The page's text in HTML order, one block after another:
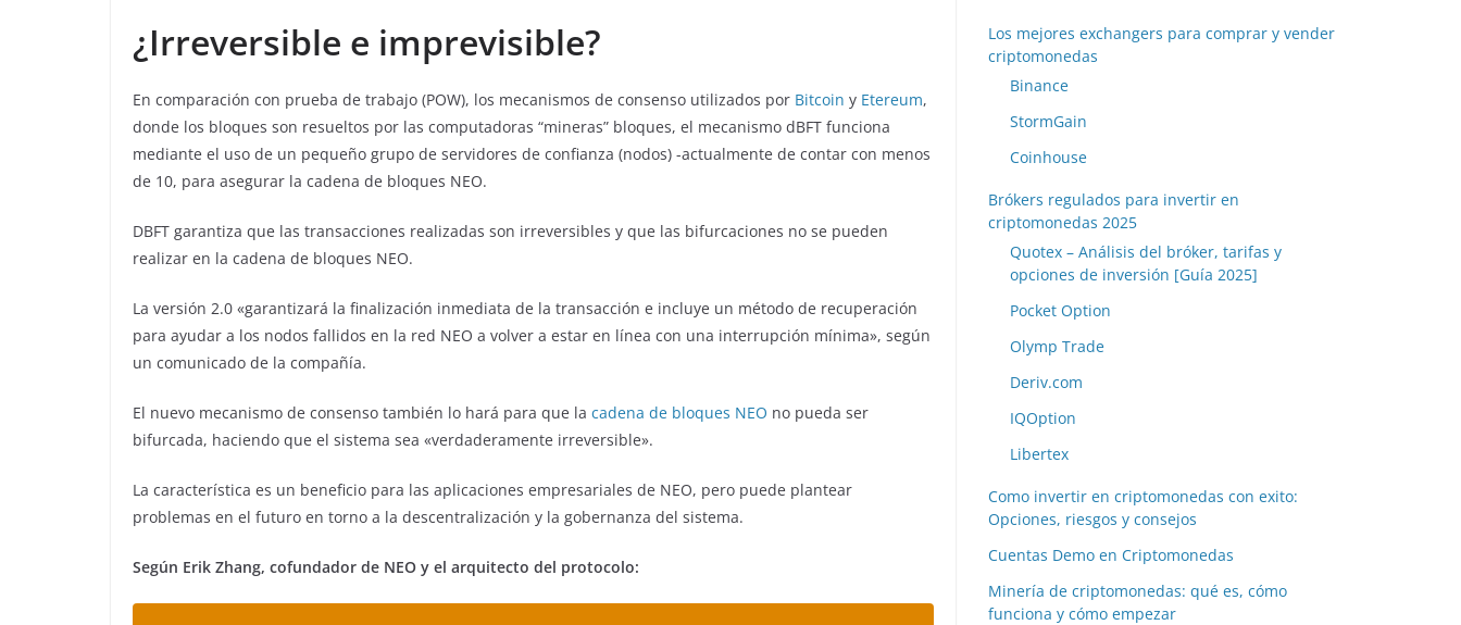
¿Irreversible e imprevisible?
En comparación con prueba de trabajo (POW), los mecanismos de consenso utilizados por Bitcoin y Etereum,
donde los bloques son resueltos por las computadoras “mineras” bloques, el mecanismo dBFT funciona
mediante el uso de un pequeño grupo de servidores de confianza (nodos) -actualmente de contar con menos
de 10, para asegurar la cadena de bloques NEO.
DBFT garantiza que las transacciones realizadas son irreversibles y que las bifurcaciones no se pueden
realizar en la cadena de bloques NEO.
La versión 2.0 «garantizará la finalización inmediata de la transacción e incluye un método de recuperación
para ayudar a los nodos fallidos en la red NEO a volver a estar en línea con una interrupción mínima», según
un comunicado de la compañía.
El nuevo mecanismo de consenso también lo hará para que la cadena de bloques NEO no pueda ser
bifurcada, haciendo que el sistema sea «verdaderamente irreversible».
La característica es un beneficio para las aplicaciones empresariales de NEO, pero puede plantear
problemas en el futuro en torno a la descentralización y la gobernanza del sistema.
Según Erik Zhang, cofundador de NEO y el arquitecto del protocolo:
Los mejores exchangers para comprar y vender
criptomonedas
Binance
StormGain
Coinhouse
Brókers regulados para invertir en
criptomonedas 2025
Quotex – Análisis del bróker, tarifas y
opciones de inversión [Guía 2025]
Pocket Option
Olymp Trade
Deriv.com
IQOption
Libertex
Como invertir en criptomonedas con exito:
Opciones, riesgos y consejos
Cuentas Demo en Criptomonedas
Minería de criptomonedas: qué es, cómo
funciona y cómo empezar